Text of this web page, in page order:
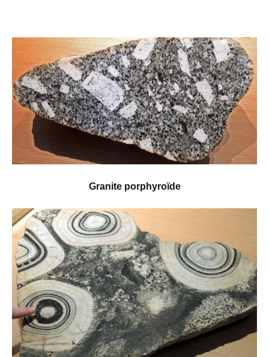
Granite porphyroïde